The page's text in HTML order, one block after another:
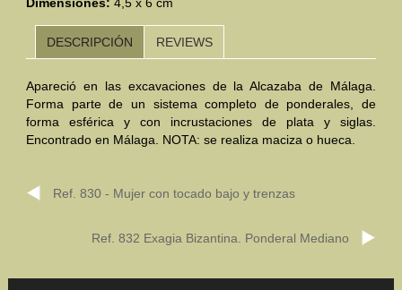
Otras Civilizaciones
Trabajos Especiales
Musée Départemental Arlés Antique. Arlés (Francia)
CONTACTO PRESUPUESTO
DESCRIPCIÓN REVIEWS
Apareció en las excavaciones de la Alcazaba de Málaga.
Forma parte de un sistema completo de ponderales, de
forma esférica y con incrustaciones de plata y siglas.
Encontrado en Málaga. NOTA: se realiza maciza o hueca.
Ref. 830 - Mujer con tocado bajo y trenzas
Ref. 832 Exagia Bizantina. Ponderal Mediano